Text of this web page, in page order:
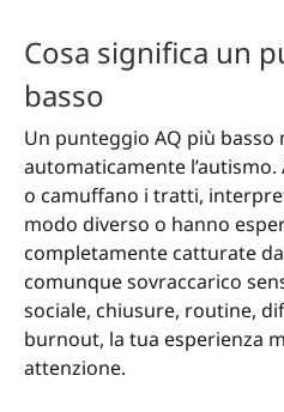
Cosa significa un
basso
Un punteggio AQ più basso
automaticamente
o camuffano i tratti,
modo diverso o hanno
completamente catturate
comunque sovraccarico
sociale, chiusure, routine,
burnout, la tua esperienza
attenzione.